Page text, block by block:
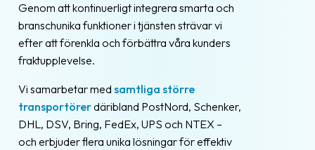
Förbjudet
och
farligt
innehåll
Genom att kontinuerligt integrera smarta och
branschunika funktioner i tjänsten strävar vi
efter att förenkla och förbättra våra kunders
fraktupplevelse.
Vi samarbetar med samtliga större
transportörerdäribland PostNord, Schenker,
DHL, DSV, Bring, FedEx, UPS och NTEX –
och erbjuder flera unika lösningar för effektiv